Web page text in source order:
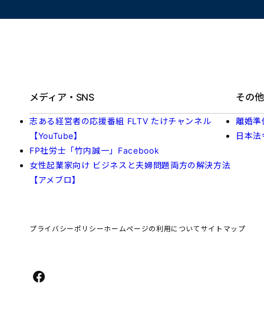
メディア・SNS
志ある経営者の応援番組 FLTV たけチャンネル
【YouTube】
FP社労士「竹内誠一」Facebook
女性起業家向け ビジネスと夫婦問題両方の解決方法
【アメブロ】
その
離婚
日本
プライバシーポリシーホームページの利用について サイトマップ
Facebook